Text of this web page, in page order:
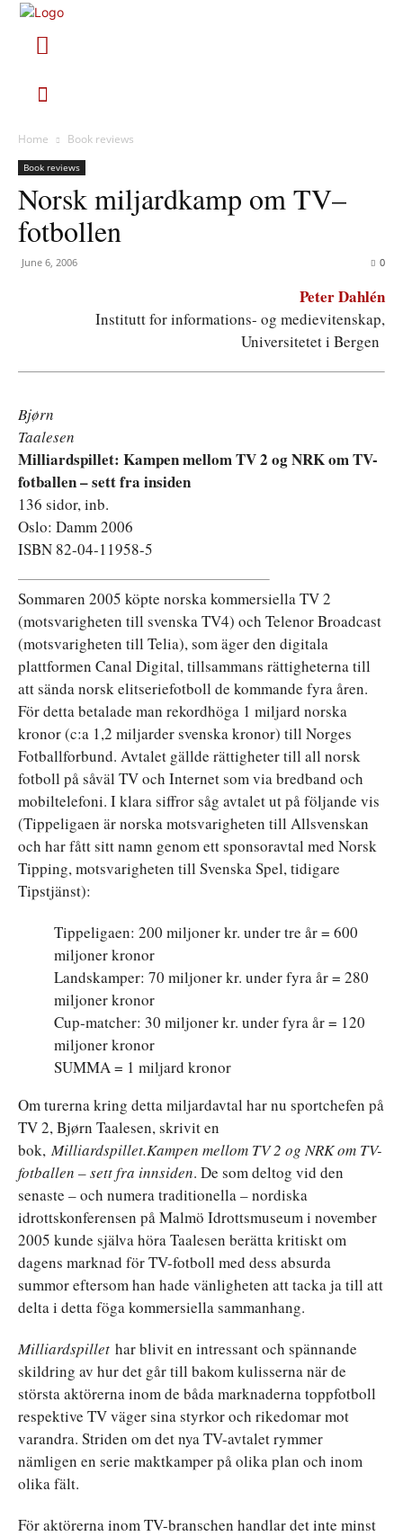
Home Book reviews
Book reviews
Norsk miljardkamp om TV–
fotbollen
June 6, 2006 0
Peter Dahlén
Institutt for informations- og medievitenskap,
Universitetet i Bergen
Bjørn
Taalesen
Milliardspillet: Kampen mellom TV 2 og NRK om TV-
fotballen – sett fra insiden
136 sidor, inb.
Oslo: Damm 2006
ISBN 82-04-11958-5
Sommaren 2005 köpte norska kommersiella TV 2
(motsvarigheten till svenska TV4) och Telenor Broadcast
(motsvarigheten till Telia), som äger den digitala
plattformen Canal Digital, tillsammans rättigheterna till
att sända norsk elitseriefotboll de kommande fyra åren.
För detta betalade man rekordhöga 1 miljard norska
kronor (c:a 1,2 miljarder svenska kronor) till Norges
Fotballforbund. Avtalet gällde rättigheter till all norsk
fotboll på såväl TV och Internet som via bredband och
mobiltelefoni. I klara siffror såg avtalet ut på följande vis
(Tippeligaen är norska motsvarigheten till Allsvenskan
och har fått sitt namn genom ett sponsoravtal med Norsk
Tipping, motsvarigheten till Svenska Spel, tidigare
Tipstjänst):
Tippeligaen: 200 miljoner kr. under tre år = 600
miljoner kronor
Landskamper: 70 miljoner kr. under fyra år = 280
miljoner kronor
Cup-matcher: 30 miljoner kr. under fyra år = 120
miljoner kronor
SUMMA = 1 miljard kronor
Om turerna kring detta miljardavtal har nu sportchefen på
TV 2, Bjørn Taalesen, skrivit en
bok,Milliardspillet.Kampen mellom TV 2 og NRK om TV-
fotballen – sett fra innsiden. De som deltog vid den
senaste – och numera traditionella – nordiska
idrottskonferensen på Malmö Idrottsmuseum i november
2005 kunde själva höra Taalesen berätta kritiskt om
dagens marknad för TV-fotboll med dess absurda
summor eftersom han hade vänligheten att tacka ja till att
delta i detta föga kommersiella sammanhang.
Milliardspillet har blivit en intressant och spännande
skildring av hur det går till bakom kulisserna när de
största aktörerna inom de båda marknaderna toppfotboll
respektive TV väger sina styrkor och rikedomar mot
varandra. Striden om det nya TV-avtalet rymmer
nämligen en serie maktkamper på olika plan och inom
olika fält.
För aktörerna inom TV-branschen handlar det inte minst